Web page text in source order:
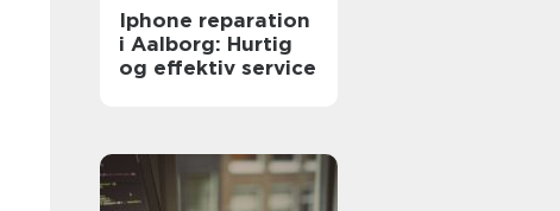
Iphone reparation
i Aalborg: Hurtig
og effektiv service